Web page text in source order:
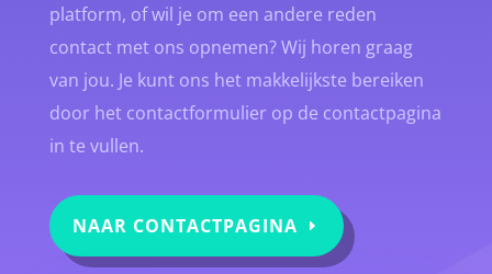
platform, of wil je om een andere reden
contact met ons opnemen? Wij horen graag
van jou. Je kunt ons het makkelijkste bereiken
door het contactformulier op de contactpagina
in te vullen.
NAAR CONTACTPAGINA